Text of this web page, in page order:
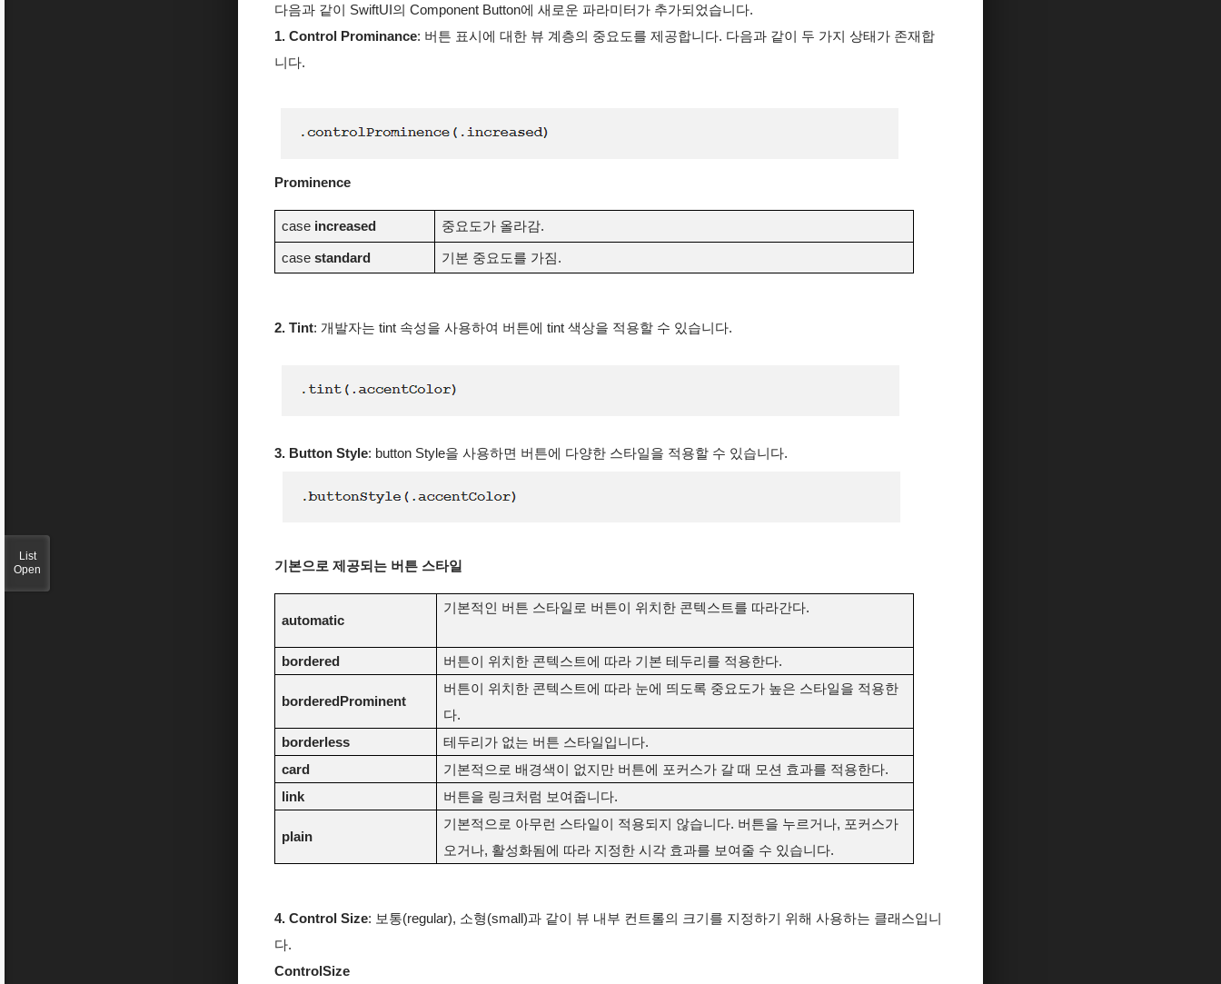
다음과 같이 SwiftUI의 Component Button에 새로운 파라미터가 추가되었습니다.
1. Control Prominance: 버튼 표시에 대한 뷰 계층의 중요도를 제공합니다. 다음과 같이 두 가지 상태가 존재합
니다.
Prominence
case increased 중요도가 올라감.
casestandard 기본 중요도를 가짐.
2. Tint: 개발자는 tint 속성을 사용하여 버튼에 tint 색상을 적용할 수 있습니다.
3. Button Style: button Style을 사용하면 버튼에 다양한 스타일을 적용할 수 있습니다.
기본으로 제공되는 버튼 스타일
automatic
기본적인 버튼 스타일로 버튼이 위치한 콘텍스트를 따라간다.
bordered 버튼이 위치한 콘텍스트에 따라 기본 테두리를 적용한다.
borderedProminent
버튼이 위치한 콘텍스트에 따라 눈에 띄도록 중요도가 높은 스타일을 적용한
다.
borderless
테두리가 없는 버튼 스타일입니다.
card
기본적으로 배경색이 없지만 버튼에 포커스가 갈 때 모션 효과를 적용한다.
link
버튼을 링크처럼 보여줍니다.
plain
기본적으로 아무런 스타일이 적용되지 않습니다. 버튼을 누르거나, 포커스가
오거나, 활성화됨에 따라 지정한 시각 효과를 보여줄 수 있습니다.
4. Control Size: 보통(regular), 소형(small)과 같이 뷰 내부 컨트롤의 크기를 지정하기 위해 사용하는 클래스입니
다.
ControlSize
List
Open